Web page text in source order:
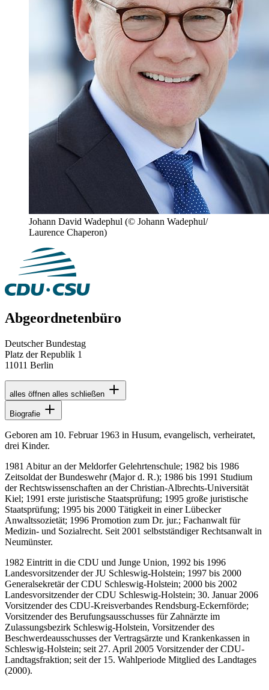
Johann David Wadephul (© Johann Wadephul/
Laurence Chaperon)
Abgeordnetenbüro
Deutscher Bundestag
Platz der Republik 1
11011 Berlin
alles öffnen alles schließen
Biografie
Geboren am 10. Februar 1963 in Husum, evangelisch, verheiratet,
drei Kinder.
1981 Abitur an der Meldorfer Gelehrtenschule; 1982 bis 1986
Zeitsoldat der Bundeswehr (Major d. R.); 1986 bis 1991 Studium
der Rechtswissenschaften an der Christian-Albrechts-Universität
Kiel; 1991 erste juristische Staatsprüfung; 1995 große juristische
Staatsprüfung; 1995 bis 2000 Tätigkeit in einer Lübecker
Anwaltssozietät; 1996 Promotion zum Dr. jur.; Fachanwalt für
Medizin- und Sozialrecht. Seit 2001 selbstständiger Rechtsanwalt in
Neumünster.
1982 Eintritt in die CDU und Junge Union, 1992 bis 1996
Landesvorsitzender der JU Schleswig-Holstein; 1997 bis 2000
Generalsekretär der CDU Schleswig-Holstein; 2000 bis 2002
Landesvorsitzender der CDU Schleswig-Holstein; 30. Januar 2006
Vorsitzender des CDU-Kreisverbandes Rendsburg-Eckernförde;
Vorsitzender des Berufungsausschusses für Zahnärzte im
Zulassungsbezirk Schleswig-Holstein, Vorsitzender des
Beschwerdeausschusses der Vertragsärzte und Krankenkassen in
Schleswig-Holstein; seit 27. April 2005 Vorsitzender der CDU-
Landtagsfraktion; seit der 15. Wahlperiode Mitglied des Landtages
(2000).